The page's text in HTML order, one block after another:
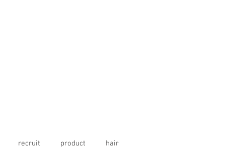
recruit product hair